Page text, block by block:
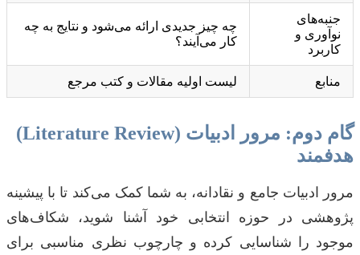
جنبه‌های
نوآوری و
کاربرد
چه چیز جدیدی ارائه می‌شود و نتایج به چه
کار می‌آیند؟
منابع لیست اولیه مقالات و کتب مرجع
گام دوم: مرور ادبیات (Literature Review)
هدفمند
مرور ادبیات جامع و نقادانه، به شما کمک می‌کند تا با پیشینه
پژوهشی در حوزه انتخابی خود آشنا شوید، شکاف‌های
موجود را شناسایی کرده و چارچوب نظری مناسبی برای